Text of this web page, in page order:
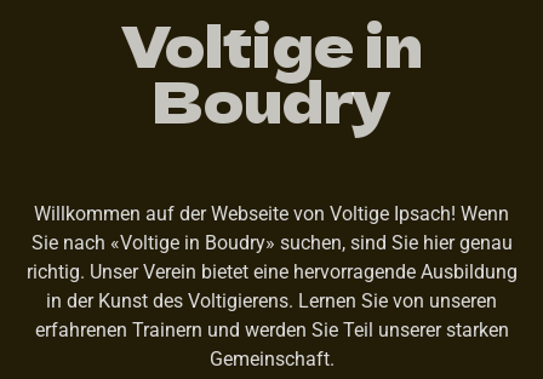
Voltige in
Boudry
Willkommen auf der Webseite von Voltige Ipsach! Wenn
Sie nach «Voltige in Boudry» suchen, sind Sie hier genau
richtig. Unser Verein bietet eine hervorragende Ausbildung
in der Kunst des Voltigierens. Lernen Sie von unseren
erfahrenen Trainern und werden Sie Teil unserer starken
Gemeinschaft.